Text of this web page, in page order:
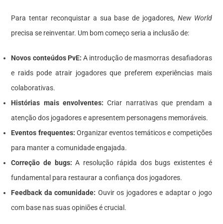
Para tentar reconquistar a sua base de jogadores, New World
precisa se reinventar. Um bom começo seria a inclusão de:
Novos conteúdos PvE: A introdução de masmorras desafiadoras
e raids pode atrair jogadores que preferem experiências mais
colaborativas.
Histórias mais envolventes: Criar narrativas que prendam a
atenção dos jogadores e apresentem personagens memoráveis.
Eventos frequentes: Organizar eventos temáticos e competições
para manter a comunidade engajada.
Correção de bugs: A resolução rápida dos bugs existentes é
fundamental para restaurar a confiança dos jogadores.
Feedback da comunidade: Ouvir os jogadores e adaptar o jogo
com base nas suas opiniões é crucial.